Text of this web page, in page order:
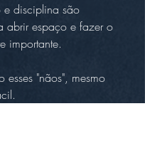
disciplina são
abrir espaço e fazer o
importante.
esses "nãos", mesmo